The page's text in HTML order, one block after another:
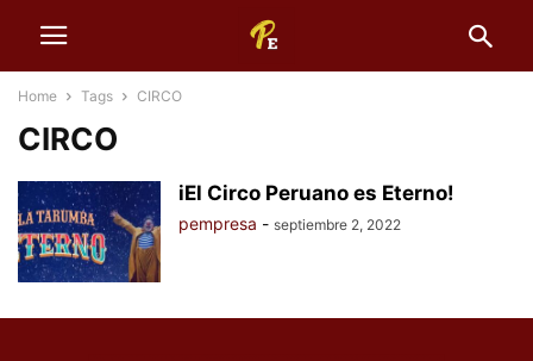
Home Tags CIRCO
CIRCO
iEl Circo Peruano es Eterno!
pempresa - septiembre 2, 2022